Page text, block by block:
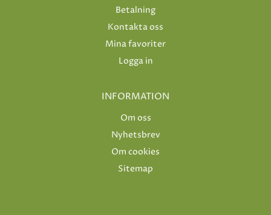
Betalning
Kontakta oss
Mina favoriter
Logga in
INFORMATION
Om oss
Nyhetsbrev
Om cookies
Sitemap